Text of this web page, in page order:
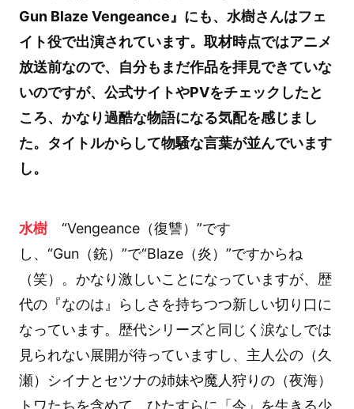
Gun Blaze Vengeance』にも、水樹さんはフェ
イト役で出演されています。 取材時点ではアニメ
放送前なので、自分もまだ作品を拝見できていな
いのですが、公式サイトやPVをチェックしたと
ころ、かなり過酷な物語になる気配を感じまし
た。タイトルからして物騒な言葉が並んでいます
し。
水樹“Vengeance（復讐）”です
し、“Gun（銃）”で“Blaze（炎）”ですからね
（笑）。かなり激しいことになっていますが、歴
代の『なのは』らしさを持ちつつ新しい切り口に
なっています。歴代シリーズと同じく涙なしでは
見られない展開が待っていますし、主人公の（久
瀬）シイナとセツナの姉妹や魔人狩りの（夜海）